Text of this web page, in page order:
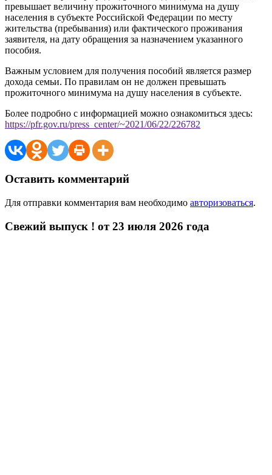
превышает величину прожиточного минимума на душу
населения в субъекте Российской Федерации по месту
жительства (пребывания) или фактического проживания
заявителя, на дату обращения за назначением указанного
пособия.
Важным условием для получения пособий является размер
дохода семьи. По правилам он не должен превышать
прожиточного минимума на душу населения в субъекте.
Более подробно с информацией можно ознакомиться здесь:
https://pfr.gov.ru/press_center/~2021/06/22/226782
Оставить комментарий
Для отправки комментария вам необходимо авторизоваться.
Свежий выпуск ! от 23 июля 2026 года